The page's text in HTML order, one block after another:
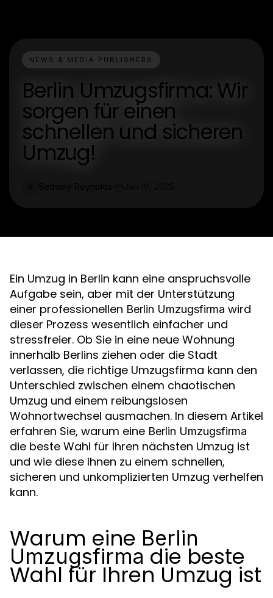
NEWS & MEDIA PUBLISHERS
Berlin Umzugsfirma: Wir
sorgen für einen
schnellen und sicheren
Umzug!
Ein Umzug in Berlin kann eine anspruchsvolle
Aufgabe sein, aber mit der Unterstützung
einer professionellen Berlin Umzugsfirma wird
dieser Prozess wesentlich einfacher und
stressfreier. Ob Sie in eine neue Wohnung
innerhalb Berlins ziehen oder die Stadt
verlassen, die richtige Umzugsfirma kann den
Unterschied zwischen einem chaotischen
Umzug und einem reibungslosen
Wohnortwechsel ausmachen. In diesem Artikel
erfahren Sie, warum eine Berlin Umzugsfirma
die beste Wahl für Ihren nächsten Umzug ist
und wie diese Ihnen zu einem schnellen,
sicheren und unkomplizierten Umzug verhelfen
kann.
Warum eine Berlin
Umzugsfirma die beste
Wahl für Ihren Umzug ist